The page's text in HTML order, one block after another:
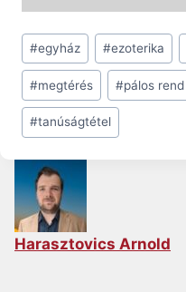
Post
Tags:
#egyház #ezoterika
#megtérés #pálos rend
#tanúságtétel
Harasztovics Arnold